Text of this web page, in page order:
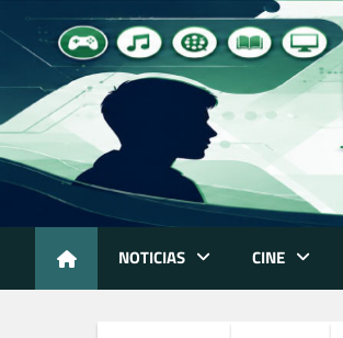
to
content
NOTICIAS CINE